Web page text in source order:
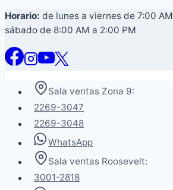
Saltar
al
contenido
Horario: de lunes a viernes de 7:00
sábado de 8:00 AM a 2:00 PM
Sala ventas Zona 9:
2269-3047
2269-3048
WhatsApp
Sala ventas Roosevelt:
3001-2818